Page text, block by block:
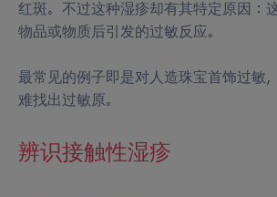
红斑。不过这种湿疹却有其特定原因：
物品或物质后引发的过敏反应。
最常见的例子即是对人造珠宝首饰过敏
难找出过敏原。
辨识接触性湿疹